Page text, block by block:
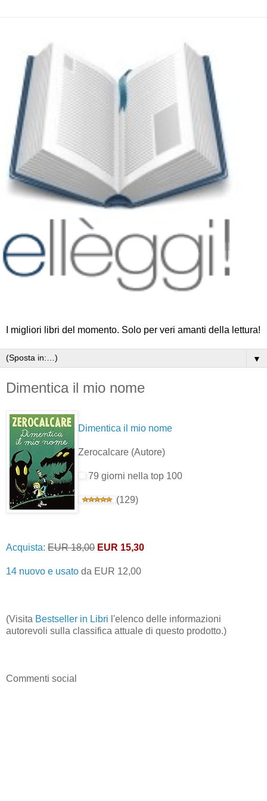
I migliori libri del momento. Solo per veri amanti della lettura!
▼
Dimentica il mio nome
Dimentica il mio nome
Zerocalcare (Autore)
79 giorni nella top 100
(129)
Acquista: EUR 18,00 EUR 15,30
14 nuovo e usato da EUR 12,00
(Visita Bestseller in Libri l'elenco delle informazioni
autorevoli sulla classifica attuale di questo prodotto.)
Commenti social